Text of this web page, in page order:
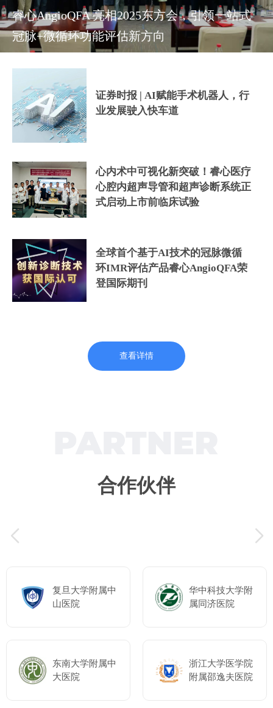
睿心AngioQFA 亮相2025东方会，引领一站式
冠脉+微循环功能评估新方向
证券时报 | AI赋能手术机器人，行
业发展驶入快车道
心内术中可视化新突破！睿心医疗
心腔内超声导管和超声诊断系统正
式启动上市前临床试验
全球首个基于AI技术的冠脉微循
环IMR评估产品睿心AngioQFA荣
登国际期刊
查看详情
合作伙伴
复旦大学附属中
山医院
华中科技大学附
属同济医院
东南大学附属中
大医院
浙江大学医学院
附属邵逸夫医院